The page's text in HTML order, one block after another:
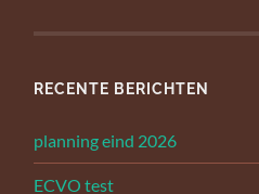
RECENTE BERICHTEN
planning eind 2026
ECVO test